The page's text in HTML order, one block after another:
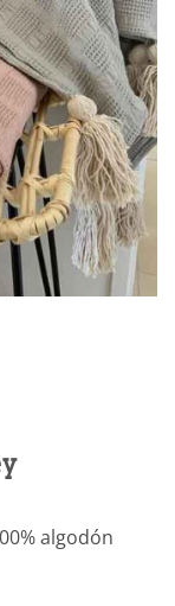
algodón